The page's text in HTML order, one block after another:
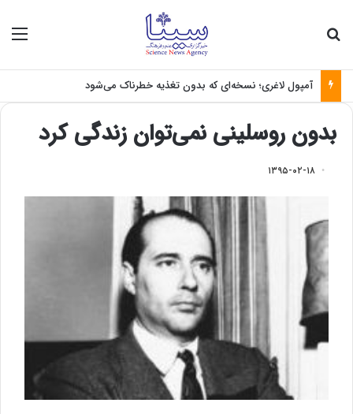
آمپول لاغری؛ نسخه‌ای که بدون تغذیه خطرناک می‌شود
بدون روسلینی نمی‌توان زندگی کرد
۱۳۹۵-۰۲-۱۸